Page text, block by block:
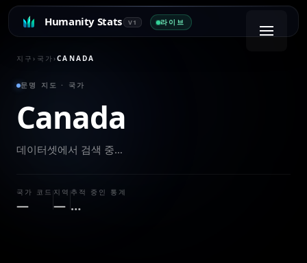
Humanity Stats V1 라이브
지구› 국가›CANADA
문명 지도 · 국가
Canada
데이터셋에서 검색 중…
국가 코드
—
지역
—
추적 중인 통계
…